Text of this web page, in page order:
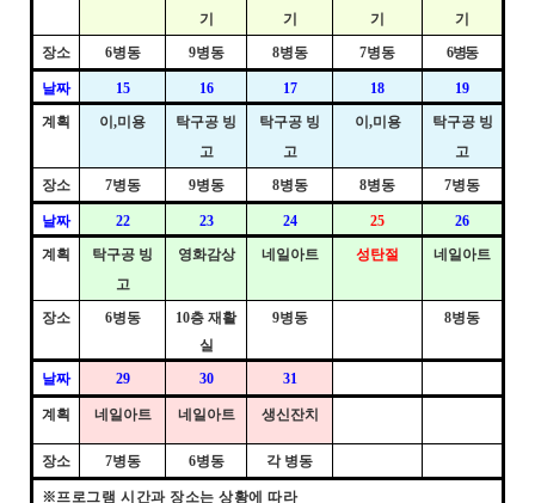
기
기
기
기
장소
6병동 9병동 8병동 7병동 6병동
날짜 15 16 17 18
19
계획
이 ,미용
탁구공 빙
고
탁구공 빙
고
이 ,미용
탁구공 빙
고
장소
7병동 9병동 8병동 8병동 7병동
날짜 22 23 24 25
26
계획
탁구공 빙
고
영화감상 네일아트 성탄절 네일아트
장소 6병동 10층 재활
실
9병동 8병동
날짜 29 30 31
계획 네일아트 네일아트 생신잔치
장소 7병동 6병동 각 병동
※프로그램 시간과 장소는 상황에 따라